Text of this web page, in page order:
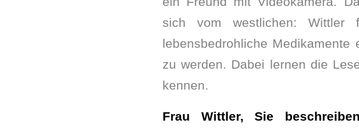
sich vom westlichen:
lebensbedrohliche Medikamente
zu werden. Dabei lernen die
kennen.
Frau Wittler, Sie